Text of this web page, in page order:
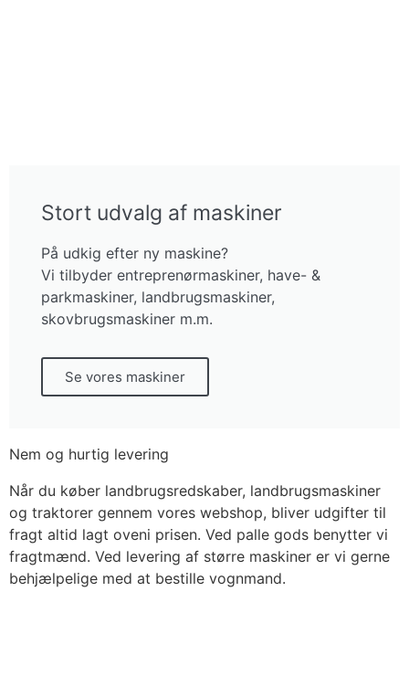
Stort udvalg af maskiner
På udkig efter ny maskine?
Vi tilbyder entreprenørmaskiner, have- &
parkmaskiner, landbrugsmaskiner,
skovbrugsmaskiner m.m.
Se vores maskiner
Nem og hurtig levering
Når du køber landbrugsredskaber, landbrugsmaskiner
og traktorer gennem vores webshop, bliver udgifter til
fragt altid lagt oveni prisen. Ved palle gods benytter vi
fragtmænd. Ved levering af større maskiner er vi gerne
behjælpelige med at bestille vognmand.